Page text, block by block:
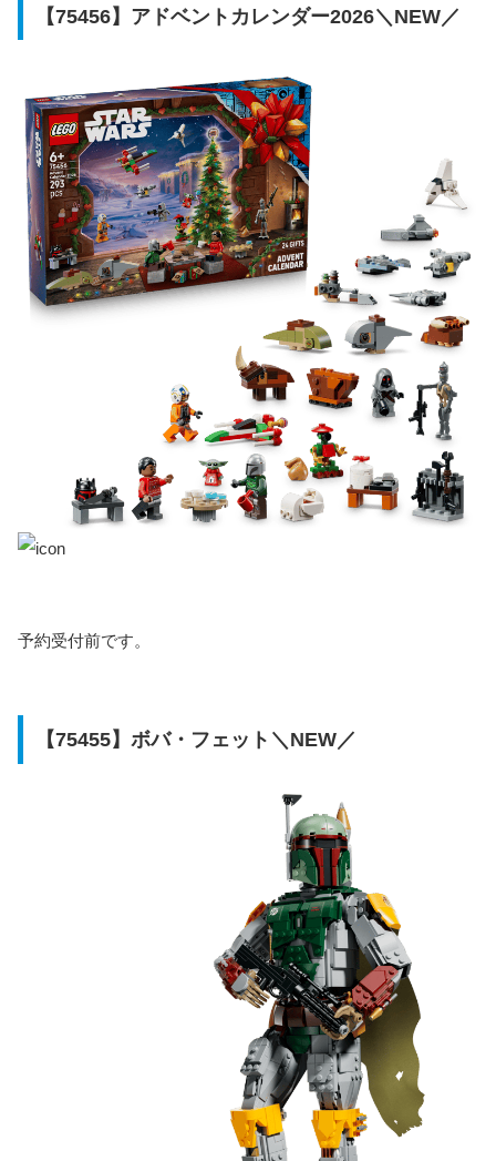
【75456】アドベントカレンダー2026＼NEW／
予約受付前です。
【75455】ボバ・フェット＼NEW／